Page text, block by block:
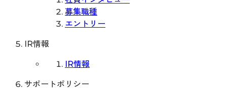
募集職種
エントリー
IR情報
IR情報
サポートポリシー